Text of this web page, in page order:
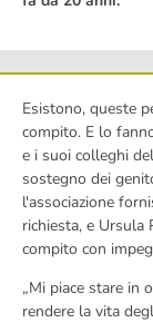
Esistono, queste
compito. E lo
e i suoi colleghi
sostegno dei
l'associazione
richiesta, e Ursula
compito con
„Mi piace stare in
rendere la vita